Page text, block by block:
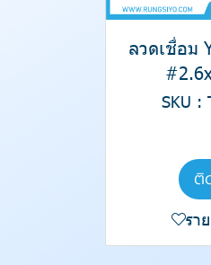
ลวดเชื่อม
SKU :
ติ
รา